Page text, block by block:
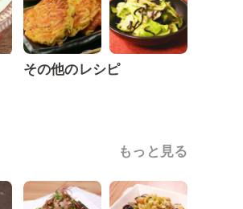
その他のレシピ
もっと見る